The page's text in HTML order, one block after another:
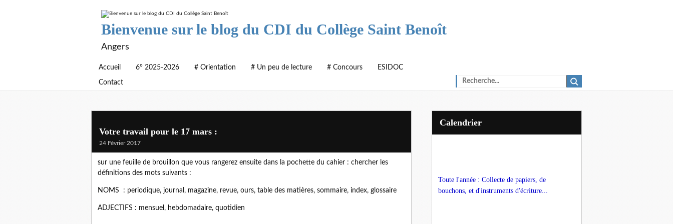
Bienvenue sur le blog du CDI du Collège Saint Benoît
Angers
Accueil 6° 2025-2026 # Orientation # Un peu de lecture # Concours ESIDOC
Contact
Votre travail pour le 17 mars :
24 Février 2017
sur une feuille de brouillon que vous rangerez ensuite dans la pochette du cahier : chercher les
définitions des mots suivants :
NOMS : periodique, journal, magazine, revue, ours, table des matières, sommaire, index, glossaire
ADJECTIFS : mensuel, hebdomadaire, quotidien
Calendrier
Toute l'année : Collecte de papiers, de
bouchons, et d'instruments d'écriture...